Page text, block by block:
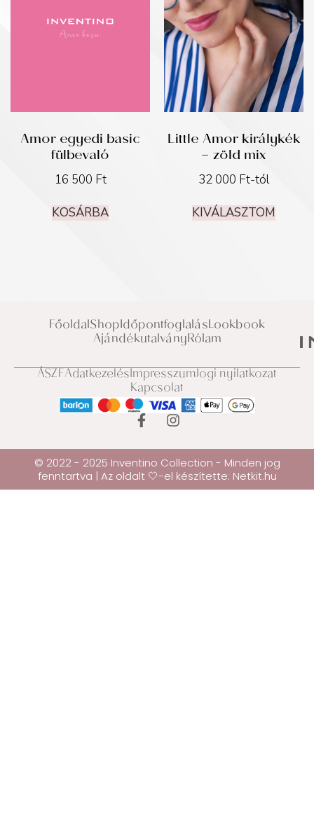
Amor egyedi basic
fülbevaló
16 500 Ft
KOSÁRBA
Little Amor királykék
– zöld mix
32 000 Ft-tól
KIVÁLASZTOM
FőoldalShopIdőpontfoglalásLookbook
AjándékutalványRólam
ÁSZFAdatkezelésImpresszumJogi nyilatkozat
Kapcsolat
© 2022 - 2025 Inventino Collection - Minden jog
fenntartva | Az oldalt 🤍-el készítette: Netkit.hu